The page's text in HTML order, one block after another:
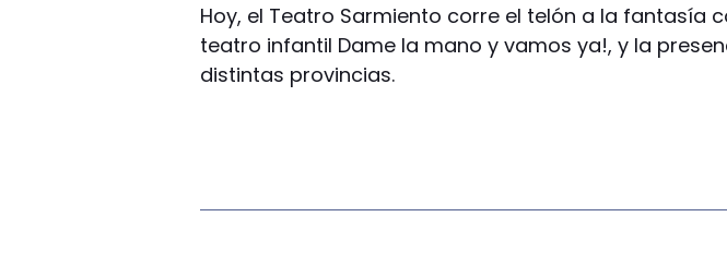
Hoy, el Teatro Sarmiento corre el telón a la fantasía
teatro infantil Dame la mano y vamos ya!, y la
distintas provincias.